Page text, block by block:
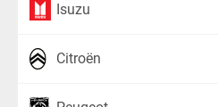
Isuzu
Citroën